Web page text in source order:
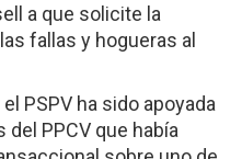
a que solicite la
fallas y hogueras al
PSPV ha sido apoyada
del PPCV que había